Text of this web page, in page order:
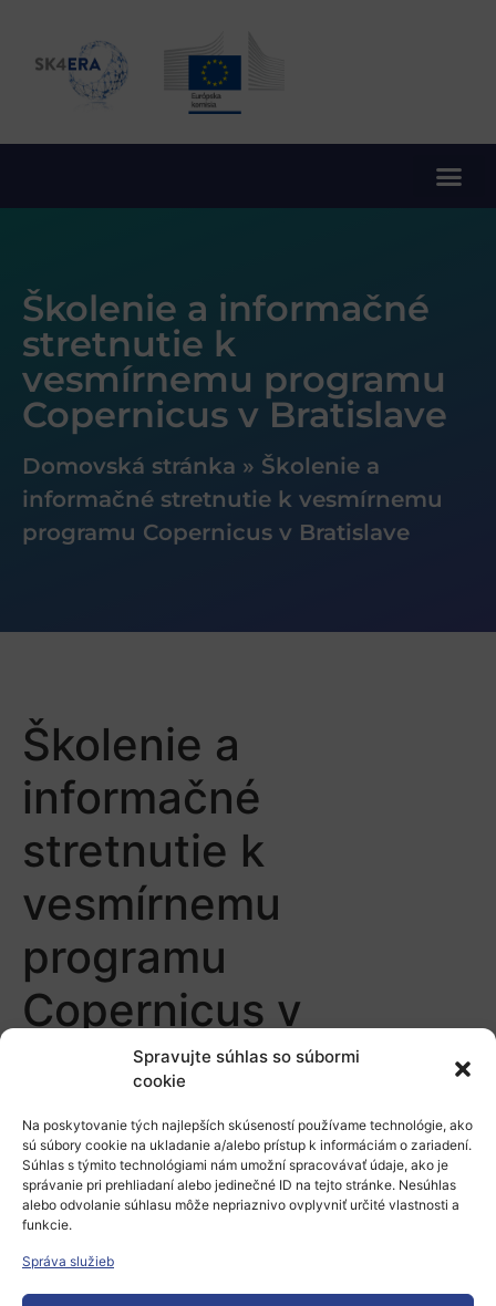
Spravujte súhlas so súbormi
cookie
Na poskytovanie tých najlepších skúseností používame technológie, ako
sú súbory cookie na ukladanie a/alebo prístup k informáciám o zariadení.
Súhlas s týmito technológiami nám umožní spracovávať údaje, ako je
správanie pri prehliadaní alebo jedinečné ID na tejto stránke. Nesúhlas
alebo odvolanie súhlasu môže nepriaznivo ovplyvniť určité vlastnosti a
funkcie.
Správa služieb
Školenie a informačné
stretnutie k
vesmírnemu programu
Copernicus v Bratislave
Domovská stránka » Školenie a
informačné stretnutie k vesmírnemu
programu Copernicus v Bratislave
Školenie a
informačné
stretnutie k
vesmírnemu
programu
Copernicus v
Bratislave
Pridaj komentár
Prepáčte, ale pred zanechaním komentára sa musíte
prihlásiť.